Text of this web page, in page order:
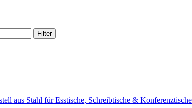
Filter
aus Stahl für Esstische, Schreibtische & Konferenztische